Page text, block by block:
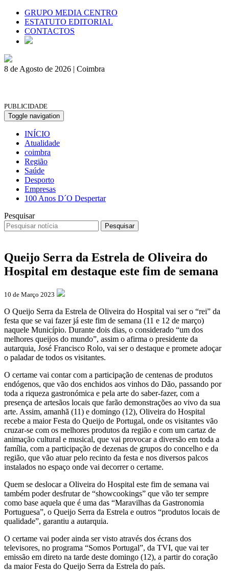
GRUPO MEDIA CENTRO
ESTATUTO EDITORIAL
CONTACTOS
8 de Agosto de 2026 | Coimbra
PUBLICIDADE
Toggle navigation
INÍCIO
Atualidade
coimbra
Região
Saúde
Desporto
Empresas
100 Anos D´O Despertar
Pesquisar
Pesquisar
Queijo Serra da Estrela de Oliveira do
Hospital em destaque este fim de semana
10 de Março 2023
O Queijo Serra da Estrela de Oliveira do Hospital vai ser o “rei” da
festa que se vai fazer já este fim de semana (11 e 12 de março)
naquele Município. Durante dois dias, o considerado “um dos
melhores queijos do mundo”, assim o afirma o presidente da
autarquia, José Francisco Rolo, vai ser o destaque e promete adoçar
o paladar de todos os visitantes.
O certame vai contar com a participação de centenas de produtos
endógenos, que vão dos enchidos aos vinhos do Dão, passando por
toda a riqueza gastronómica e pela arte do saber-fazer, com a
presença de artesãos locais que farão demonstrações ao vivo da sua
arte. Assim, amanhã (11) e domingo (12), Oliveira do Hospital
recebe a maior Festa do Queijo de Portugal, onde os visitantes vão
cruzar-se com os melhores produtos da região e com um cartaz de
animação cultural e musical, que vai provocar a diversão em toda a
família, com a participação de dezenas de grupos do concelho e da
região, que vão atuar pelo recinto da festa e nos diversos palcos
instalados no espaço onde vai decorrer o certame.
Quem se deslocar a Oliveira do Hospital este fim de semana vai
também poder desfrutar de “showcookings” que vão ter sempre
como base aquela que é uma das “Maravilhas da Gastronomia
Portuguesa”, o Queijo Serra da Estrela e outros “produtos locais de
qualidade”, garantiu a autarquia.
O certame vai poder ainda ser visto através dos écrans dos
televisores, no programa “Somos Portugal”, da TVI, que vai ter
emissão em direto na tarde deste domingo (12), a partir do coração
da maior Festa do Queijo Serra da Estrela do país.